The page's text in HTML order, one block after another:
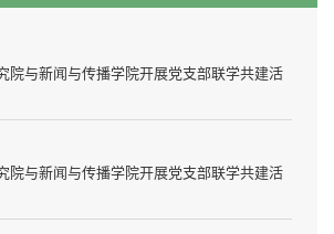
院与新闻与传播学院开展党支部联学共建活
院与新闻与传播学院开展党支部联学共建活